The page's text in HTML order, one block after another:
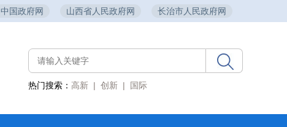
中国政府网 山西省人民政府网 长治市人民政府网
热门搜索： 高新 | 创新 | 国际